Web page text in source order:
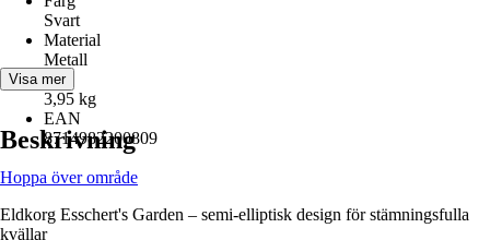
Svart
Material
Metall
Vikt
3,95 kg
EAN
8714982200809
Visa mer
Beskrivning
Hoppa över område
Eldkorg Esschert's Garden – semi-elliptisk design för stämningsfulla
kvällar